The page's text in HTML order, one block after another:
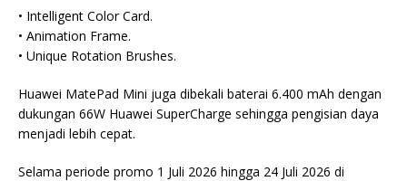
• Intelligent Color Card.
• Animation Frame.
• Unique Rotation Brushes.
Huawei MatePad Mini juga dibekali baterai 6.400 mAh dengan
dukungan 66W Huawei SuperCharge sehingga pengisian daya
menjadi lebih cepat.
Selama periode promo 1 Juli 2026 hingga 24 Juli 2026 di